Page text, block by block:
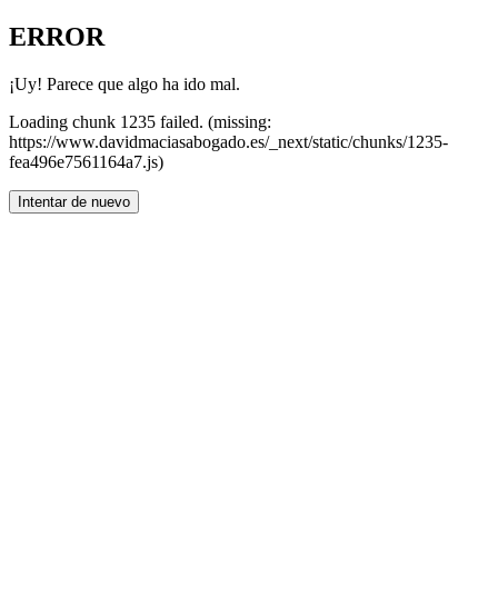
ERROR
¡Uy! Parece que algo ha ido mal.
Loading chunk 1235 failed. (missing:
https://www.davidmaciasabogado.es/_next/static/chunks/1235-
fea496e7561164a7.js)
Intentar de nuevo